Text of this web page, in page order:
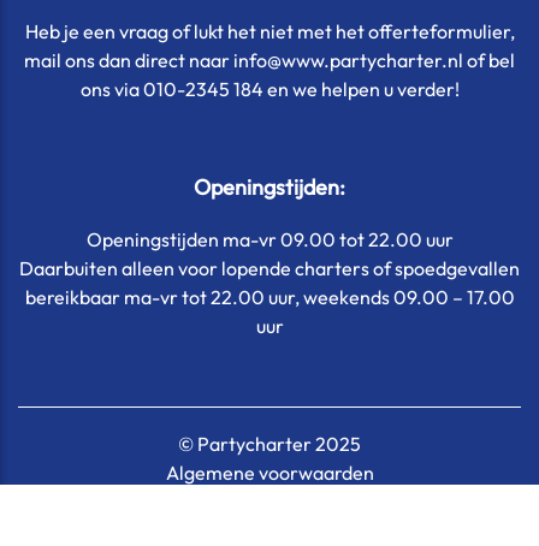
Heb je een vraag of lukt het niet met het offerteformulier,
mail ons dan direct naar info@www.partycharter.nl of bel
ons via 010-2345 184 en we helpen u verder!
Openingstijden:
Openingstijden ma-vr 09.00 tot 22.00 uur
Daarbuiten alleen voor lopende charters of spoedgevallen
bereikbaar ma-vr tot 22.00 uur, weekends 09.00 – 17.00
uur
© Partycharter 2025
Algemene voorwaarden